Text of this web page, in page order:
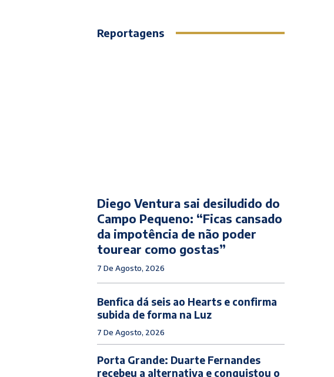
Reportagens
Diego Ventura sai desiludido do
Campo Pequeno: “Ficas cansado
da impotência de não poder
tourear como gostas”
7 De Agosto, 2026
Benfica dá seis ao Hearts e confirma
subida de forma na Luz
7 De Agosto, 2026
Porta Grande: Duarte Fernandes
recebeu a alternativa e conquistou o